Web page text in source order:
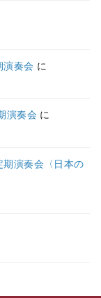
奏会 に
演奏会 に
演奏会〈日本の